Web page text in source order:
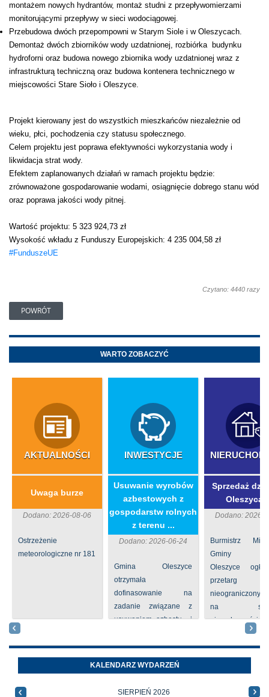
montażem nowych hydrantów, montaż studni z przepływomierzami
monitorującymi przepływy w sieci wodociągowej.
Przebudowa dwóch przepompowni w Starym Siole i w Oleszycach.
Demontaż dwóch zbiorników wody uzdatnionej, rozbiórka budynku
hydroforni oraz budowa nowego zbiornika wody uzdatnionej wraz z
infrastrukturą techniczną oraz budowa kontenera technicznego w
miejscowości Stare Sioło i Oleszyce.
Projekt kierowany jest do wszystkich mieszkańców niezależnie od
wieku, płci, pochodzenia czy statusu społecznego.
Celem projektu jest poprawa efektywności wykorzystania wody i
likwidacja strat wody.
Efektem zaplanowanych działań w ramach projektu będzie:
zrównoważone gospodarowanie wodami, osiągnięcie dobrego stanu wód
oraz poprawa jakości wody pitnej.
Wartość projektu: 5 323 924,73 zł
Wysokość wkładu z Funduszy Europejskich: 4 235 004,58 zł
#FunduszeUE
Czytano: 4440 razy
POWRÓT
WARTO ZOBACZYĆ
AKTUALNOŚCI
Uwaga burze
Dodano: 2026-08-06
Ostrzeżenie
meteorologiczne nr 181
INWESTYCJE
​Usuwanie wyrobów
azbestowych z
gospodarstw rolnych
z terenu ...
Dodano: 2026-06-24
Gmina Oleszyce
otrzymała
dofinasowanie na
zadanie związane z
usuwaniem azbestu i
azbest w ramach
programu
priorytetowego
NFOŚiGW pn.
Sprzedaż
Dodano: 2026-
Burmistrz
Gminy
Oleszyce
przetarg
nieograniczony
na
nieruchomości nr
Oleszycach
Orzeszkowej.
informacji ...
KALENDARZ WYDARZEŃ
SIERPIEŃ 2026